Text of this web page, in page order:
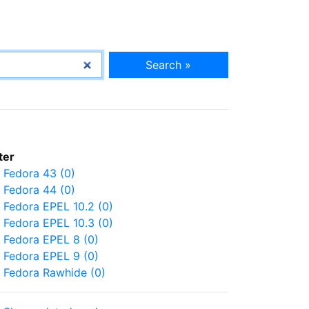
Search »
Fedora 43 (0)
Fedora 44 (0)
Fedora EPEL 10.2 (0)
Fedora EPEL 10.3 (0)
Fedora EPEL 8 (0)
Fedora EPEL 9 (0)
Fedora Rawhide (0)